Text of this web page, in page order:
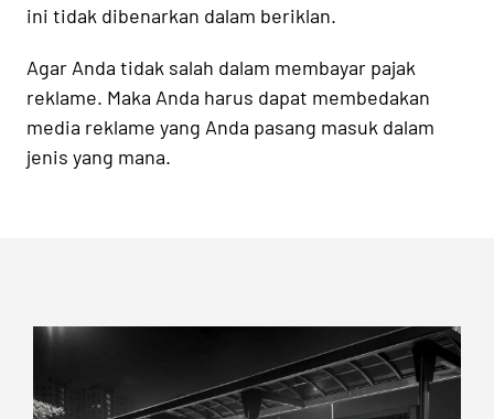
ini tidak dibenarkan dalam beriklan.
Agar Anda tidak salah dalam membayar pajak
reklame. Maka Anda harus dapat membedakan
media reklame yang Anda pasang masuk dalam
jenis yang mana.